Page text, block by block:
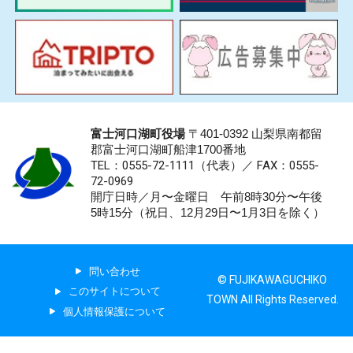
富士河口湖町役場〒401-0392 山梨県南都留
郡富士河口湖町船津1700番地
TEL：0555-72-1111 （代表）／ FAX：0555-
72-0969
開庁日時／月〜金曜日 午前8時30分〜午後
5時15分（祝日、12月29日〜1月3日を除く）
問い合わせ
このサイトについて
個人情報保護について
© FUJIKAWAGUCHIKO
TOWN All Rights Reserved.